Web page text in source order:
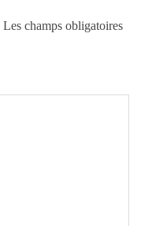
Les champs obligatoires